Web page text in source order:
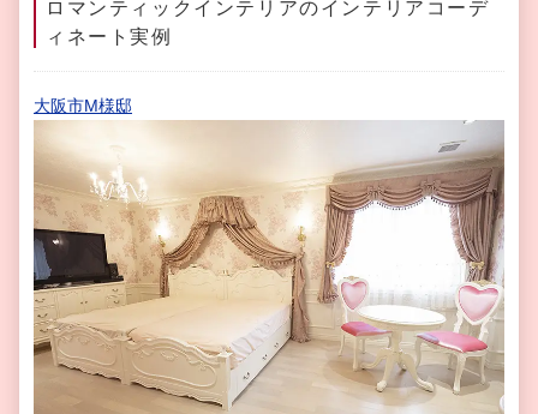
ロマンティックインテリアのインテリアコーデ
ィネート実例
大阪市M様邸